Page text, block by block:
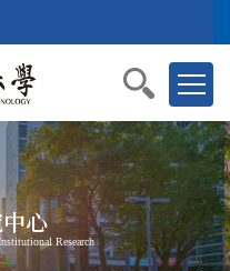
心
Research